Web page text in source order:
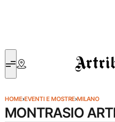
Artribune
HOME›EVENTI E MOSTRE›MILANO
MONTRASIO